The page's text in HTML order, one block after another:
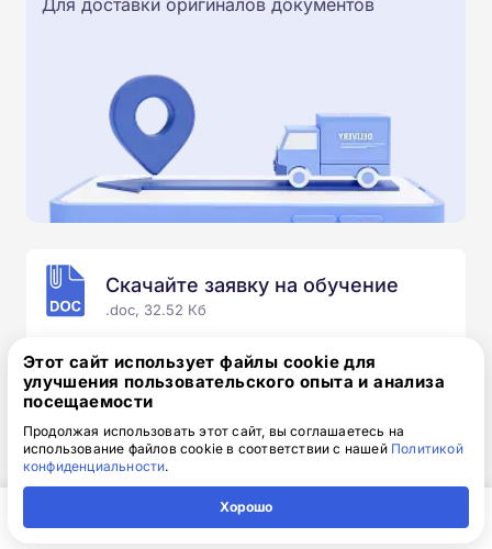
Скачайте заявку на обучение
.doc, 32.52 Кб
Скачайте шаблон, заполните и отправьте по
электронной почтеinfo@1-academy.ru.
Обязательно укажите контактный номер телефон.
Наш специалист свяжется с вами и утонит все
детали.
Этот сайт использует файлы cookie для
улучшения пользовательского опыта и анализа
посещаемости
Продолжая использовать этот сайт, вы соглашаетесь на
использование файлов cookie в соответствии с нашей Политикой
конфиденциальности.
Хорошо